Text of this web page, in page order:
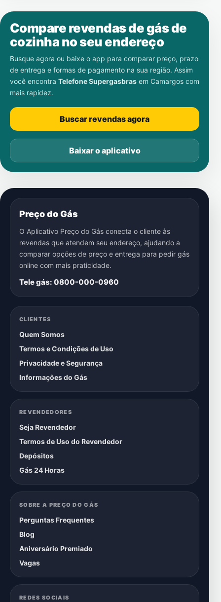
Compare revendas de gás de
cozinha no seu endereço
Busque agora ou baixe o app para comparar preço, prazo
de entrega e formas de pagamento na sua região. Assim
você encontra Telefone Supergasbras em Camargos com
mais rapidez.
Buscar revendas agora
Baixar o aplicativo
Preço do Gás
O Aplicativo Preço do Gás conecta o cliente às
revendas que atendem seu endereço, ajudando a
comparar opções de preço e entrega para pedir gás
online com mais praticidade.
Tele gás: 0800-000-0960
CLIENTES
Quem Somos
Termos e Condições de Uso
Privacidade e Segurança
Informações do Gás
REVENDEDORES
Seja Revendedor
Termos de Uso do Revendedor
Depósitos
Gás 24 Horas
SOBRE A PREÇO DO GÁS
Perguntas Frequentes
Blog
Aniversário Premiado
Vagas
REDES SOCIAIS